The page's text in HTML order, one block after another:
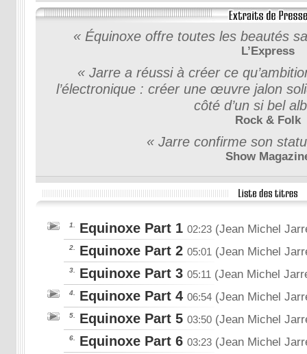
« Équinoxe offre toutes les beautés
L’Express
« Jarre a réussi à créer ce
l’électronique : créer une œuvre jalon
côté d’un si bel
Rock & Folk
« Jarre confirme son
Show
1. Equinoxe Part 1 02:23 (Jean Michel
2. Equinoxe Part 2 05:01 (Jean Michel
3. Equinoxe Part 3 05:11 (Jean Michel
4. Equinoxe Part 4 06:54 (Jean Michel
5. Equinoxe Part 5 03:50 (Jean Michel
6. Equinoxe Part 6 03:23 (Jean Michel